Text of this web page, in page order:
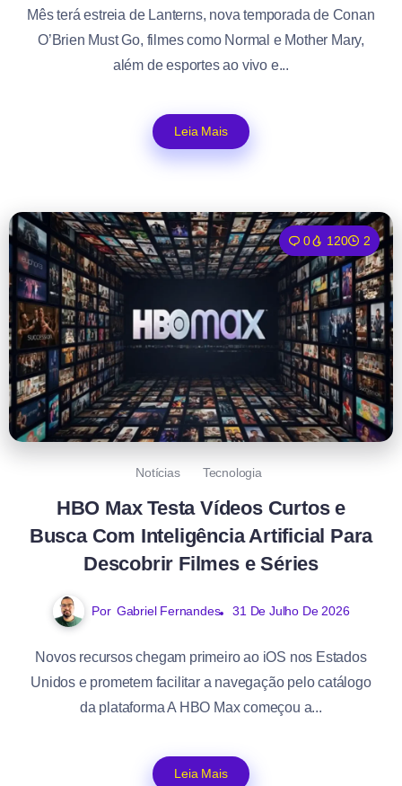
Mês terá estreia de Lanterns, nova temporada de Conan
O’Brien Must Go, filmes como Normal e Mother Mary,
além de esportes ao vivo e...
Leia Mais
0 120 2
Notícias Tecnologia
HBO Max Testa Vídeos Curtos e
Busca Com Inteligência Artificial Para
Descobrir Filmes e Séries
Por Gabriel Fernandes 31 De Julho De 2026
Novos recursos chegam primeiro ao iOS nos Estados
Unidos e prometem facilitar a navegação pelo catálogo
da plataforma A HBO Max começou a...
Leia Mais